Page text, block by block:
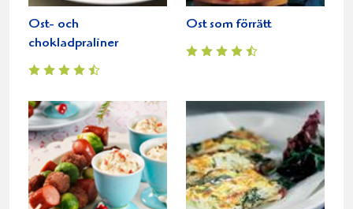
Ost- och
chokladpraliner
Ost som förrätt